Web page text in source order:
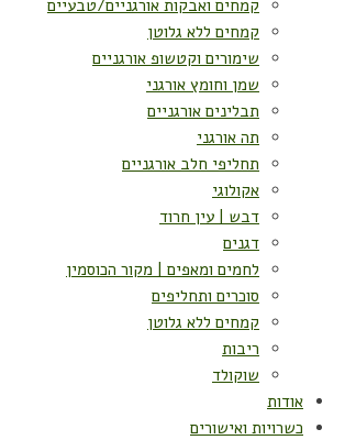
קמחים ואבקות אורגניים/טבעיים
קמחים ללא גלוטן
שימורים וקטשופ אורגניים
שמן וחומץ אורגני
תבלינים אורגניים
תה אורגני
תחליפי חלב אורגניים
אקולוגי
דבש | עין חרוד
דגנים
לחמים ומאפים | מקור הכוסמין
סוכרים ותחליפים
קמחים ללא גלוטן
ריבות
שוקולד
אודות
כשרויות ואישורים